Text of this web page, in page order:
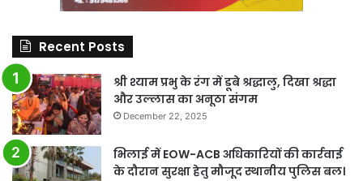
Recent Posts
श्री श्याम प्रभु के रंग में डूबे श्रद्धालु, दिखा श्रद्धा
और उल्लास का अनूठा संगम
December 22, 2025
भिलाई में EOW-ACB अधिकारियों की कार्रवाई
के दौरान सुरक्षा हेतु मौजूद स्थानीय पुलिस बल।